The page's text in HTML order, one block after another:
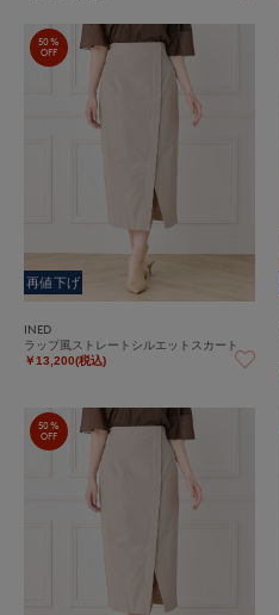
50%
OFF
再値下げ
INED
ラップ風ストレートシルエットスカート
￥13,200(税込)
50%
OFF